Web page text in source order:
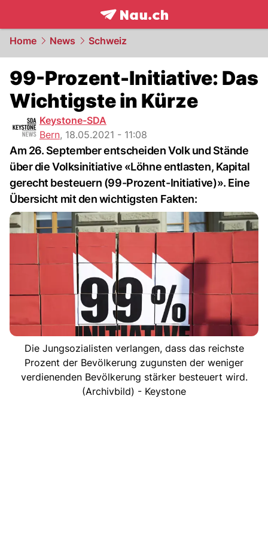
frontpage.NAU.ch
Home News Schweiz
99-Prozent-Initiative: Das
Wichtigste in Kürze
Keystone-SDA
Bern, 18.05.2021 - 11:08
Am 26. September entscheiden Volk und Stände
über die Volksinitiative «Löhne entlasten, Kapital
gerecht besteuern (99-Prozent-Initiative)». Eine
Übersicht mit den wichtigsten Fakten:
Die Jungsozialisten verlangen, dass das reichste
Prozent der Bevölkerung zugunsten der weniger
verdienenden Bevölkerung stärker besteuert wird.
(Archivbild) - Keystone